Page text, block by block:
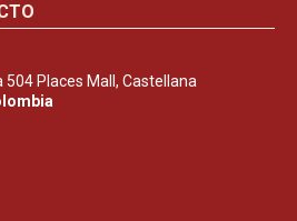
504 Places Mall, Castellana